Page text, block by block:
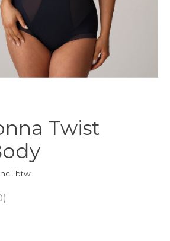
Twist
btw
dit product is